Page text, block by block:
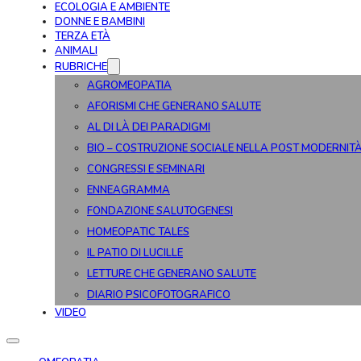
ECOLOGIA E AMBIENTE
DONNE E BAMBINI
TERZA ETÀ
ANIMALI
RUBRICHE
AGROMEOPATIA
AFORISMI CHE GENERANO SALUTE
AL DI LÀ DEI PARADIGMI
BIO – COSTRUZIONE SOCIALE NELLA POST
CONGRESSI E SEMINARI
ENNEAGRAMMA
FONDAZIONE SALUTOGENESI
HOMEOPATIC TALES
IL PATIO DI LUCILLE
LETTURE CHE GENERANO SALUTE
DIARIO PSICOFOTOGRAFICO
VIDEO